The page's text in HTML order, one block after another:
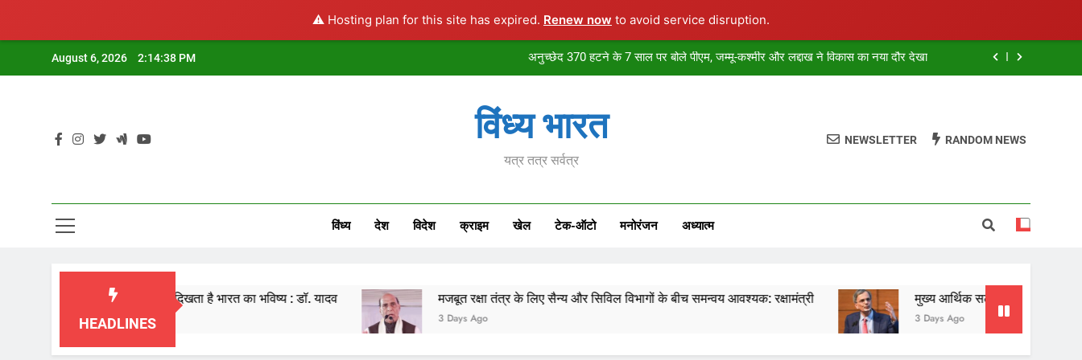
⚠️ Hosting plan for this site has expired. Renew now to avoid service disruption.
August 6, 2026 2:14:39 PM
अनुच्छेद 370 हटने के 7 साल पर बोले पीएम, जम्मू-कश्मीर और लद्दाख ने विकास का नया दौर देखा
पार्टी में बहुमत तय करने के लिए स्पष्ट नियमों की जरूरत :सुप्रीम कोर्ट
पश्चाताप से खोई हुई जिंदगी को नहीं लौटाया जा सकता : इलाहाबाद हाई कोर्ट
अनुच्छेद 370 हटने के 7 साल पर बोले पीएम, जम्मू-कश्मीर और लद्दाख ने विकास का नया दौर देखा
पार्टी में बहुमत तय करने के लिए स्पष्ट नियमों की जरूरत :सुप्रीम कोर्ट
विंध्य भारत
यत्र तत्र सर्वत्र
NEWSLETTER RANDOM NEWS
विंध्य देश विदेश क्राइम खेल टेक-ऑटो मनोरंजन अध्यात्म
HEADLINES
के चेहरे पर मुझे दिखता है भारत का भविष्य : डॉ. यादव मजबूत रक्षा तंत्र के लिए सैन्य और सिविल विभागों के बीच समन्वय आवश्यक: रक्षामंत्री
3 Days Ago
मुख्य आर्थिक सलाहकार ने दी बड़ी चेतावनी, फ्री
3 Days Ago